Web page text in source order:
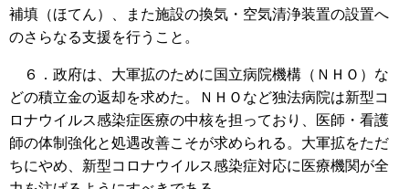
補填（ほてん）、また施設の換気・空気清浄装置の設置へ
のさらなる支援を行うこと。
６．政府は、大軍拡のために国立病院機構（ＮＨＯ）な
どの積立金の返却を求めた。ＮＨＯなど独法病院は新型コ
ロナウイルス感染症医療の中核を担っており、医師・看護
師の体制強化と処遇改善こそが求められる。大軍拡をただ
ちにやめ、新型コロナウイルス感染症対応に医療機関が全